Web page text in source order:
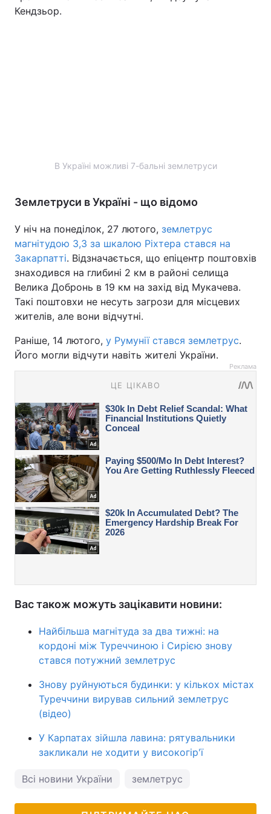
Кендзьор.
В Україні можливі 7-бальні землетруси
Землетруси в Україні - що відомо
У ніч на понеділок, 27 лютого, землетрус
магнітудою 3,3 за шкалою Ріхтера стався на
Закарпатті. Відзначається, що епіцентр поштовхів
знаходився на глибині 2 км в районі селища
Велика Добронь в 19 км на захід від Мукачева.
Такі поштовхи не несуть загрози для місцевих
жителів, але вони відчутні.
Раніше, 14 лютого, у Румунії стався землетрус.
Його могли відчути навіть жителі України.
Реклама
Вас також можуть зацікавити новини:
Найбільша магнітуда за два тижні: на
кордоні між Туреччиною і Сирією знову
стався потужний землетрус
Знову руйнуються будинки: у кількох містах
Туреччини вирував сильний землетрус
(відео)
У Карпатах зійшла лавина: рятувальники
закликали не ходити у високогір'ї
Всі новини України землетрус